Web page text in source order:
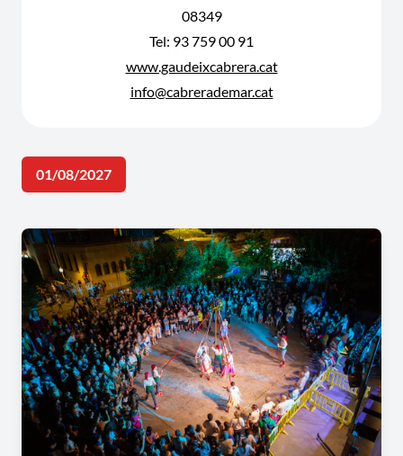
08349
Tel: 93 759 00 91
www.gaudeixcabrera.cat
info@cabrerademar.cat
01/08/2027